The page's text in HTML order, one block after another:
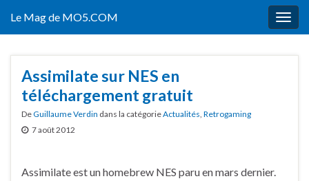
Le Mag de MO5.COM
Assimilate sur NES en
téléchargement gratuit
DeGuillaume Verdin dans la catégorieActualités, Retrogaming
7 août 2012
Assimilate est un homebrew NES paru en mars dernier.